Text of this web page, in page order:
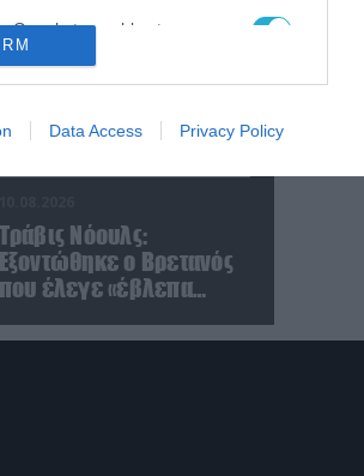
Google to enable storage
of the website or app.
Google to enable storage
including authentication
fraud prevention, and other
Data Access Privacy Policy
έστελναν
Κίνα απόρρητες
πλοίο με
τον ελάχιστο φωτισμό
προκάλεσε την
και περαστικών
Τράβις Νόουλς:
Εξοντώθηκε ο Βρετανός
που έλεγε «έβλεπα
να καθαρίσω τους